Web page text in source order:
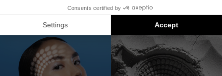
이 제품은 더 이상 사용할 수 없습니다.